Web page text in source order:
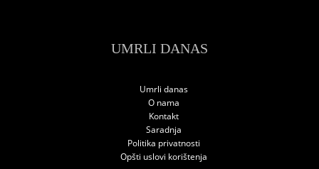
UMRLI DANAS
Umrli danas
O nama
Kontakt
Saradnja
Politika privatnosti
Opšti uslovi korištenja